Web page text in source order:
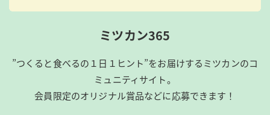
ミツカン365
”つくると食べるの１日１ヒント”をお届けするミツカンのコ
ミュニティサイト。
会員限定のオリジナル賞品などに応募できます！